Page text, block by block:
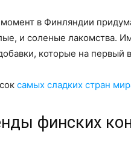
в Финляндии
и соленые лакомства.
которые на первый
самых сладких стран
финских